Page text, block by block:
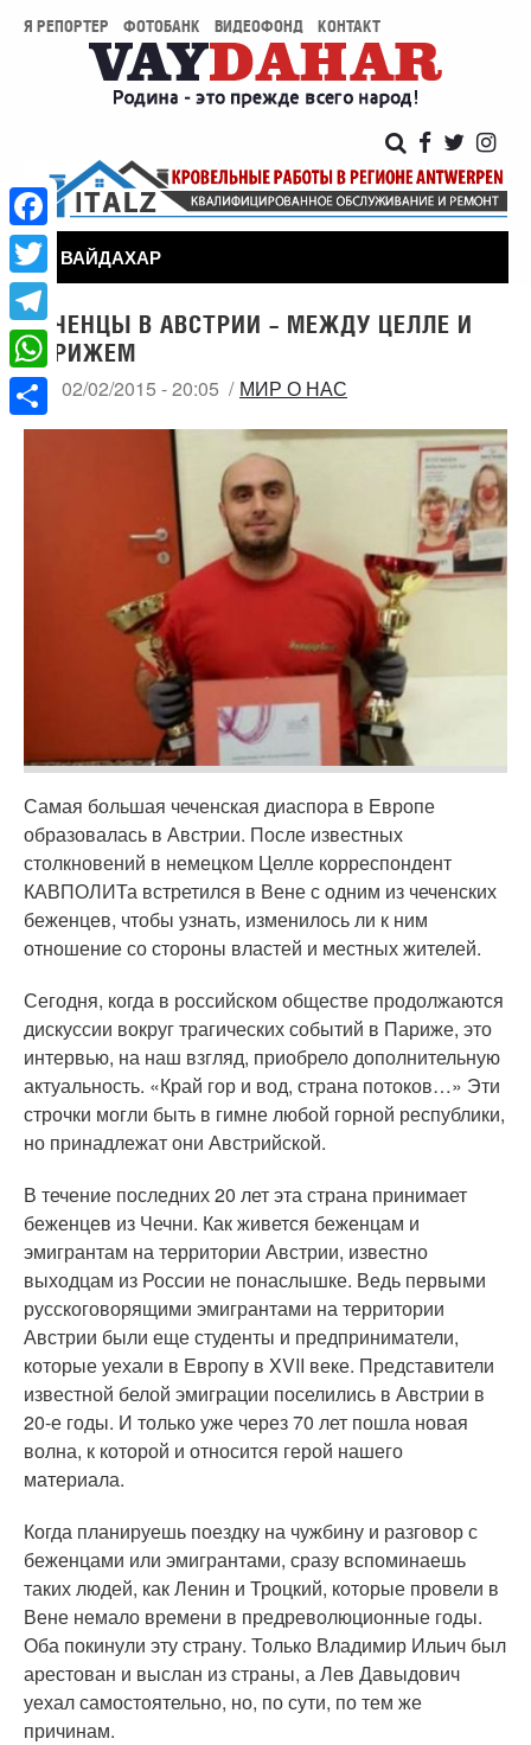
Я РЕПОРТЕР ФОТОБАНК ВИДЕОФОНД КОНТАКТ
ВАЙДАХАР
ЧЕЧЕНЦЫ В АВСТРИИ – МЕЖДУ ЦЕЛЛЕ И
ПАРИЖЕМ
ПН, 02/02/2015 - 20:05 МИР О НАС
Самая большая чеченская диаспора в Европе
образовалась в Австрии. После известных
столкновений в немецком Целле корреспондент
КАВПОЛИТа встретился в Вене с одним из чеченских
беженцев, чтобы узнать, изменилось ли к ним
отношение со стороны властей и местных жителей.
Сегодня, когда в российском обществе продолжаются
дискуссии вокруг трагических событий в Париже, это
интервью, на наш взгляд, приобрело дополнительную
актуальность. «Край гор и вод, страна потоков…» Эти
строчки могли быть в гимне любой горной республики,
но принадлежат они Австрийской.
В течение последних 20 лет эта страна принимает
беженцев из Чечни. Как живется беженцам и
эмигрантам на территории Австрии, известно
выходцам из России не понаслышке. Ведь первыми
русскоговорящими эмигрантами на территории
Австрии были еще студенты и предприниматели,
которые уехали в Европу в XVII веке. Представители
известной белой эмиграции поселились в Австрии в
20-е годы. И только уже через 70 лет пошла новая
волна, к которой и относится герой нашего
материала.
Когда планируешь поездку на чужбину и разговор с
беженцами или эмигрантами, сразу вспоминаешь
таких людей, как Ленин и Троцкий, которые провели в
Вене немало времени в предреволюционные годы.
Оба покинули эту страну. Только Владимир Ильич был
арестован и выслан из страны, а Лев Давыдович
уехал самостоятельно, но, по сути, по тем же
причинам.
Facebook
Twitter
Telegram
WhatsApp
Share